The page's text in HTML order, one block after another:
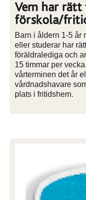
Vem har
förskola/
Barn i åldern 1-5 år
eller studerar har
föräldralediga och
15 timmar per
vårterminen det år
vårdnadshavare
plats i fritidshem.